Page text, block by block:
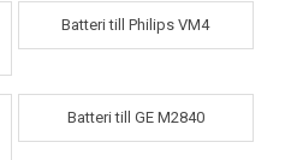
Batteri till Philips VM4
Batteri till GE M2840